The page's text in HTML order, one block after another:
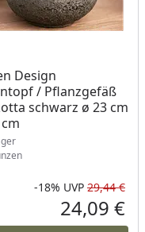
Preis
Design
/ Pflanzgefäß
schwarz ø 23 cm
am Lager
-18% UVP 29,44 €
24,09 €